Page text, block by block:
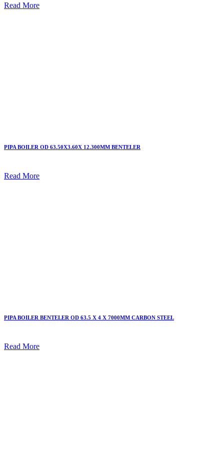
Read More
PIPA BOILER OD 63.50X3.60X 12.300MM BENTELER
Read More
PIPA BOILER BENTELER OD 63.5 X 4 X 7000MM CARBON STEEL
Read More